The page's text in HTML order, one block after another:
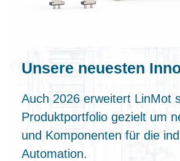
Unsere neuesten
Auch 2026 erweitert LinMot
Produktportfolio gezielt um
und Komponenten für die
Automation.